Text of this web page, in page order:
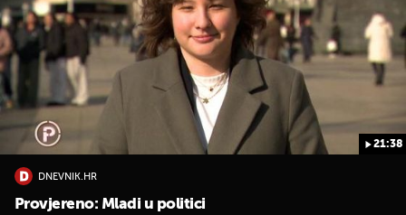
21:38
DNEVNIK.HR
Provjereno: Mladi u politici